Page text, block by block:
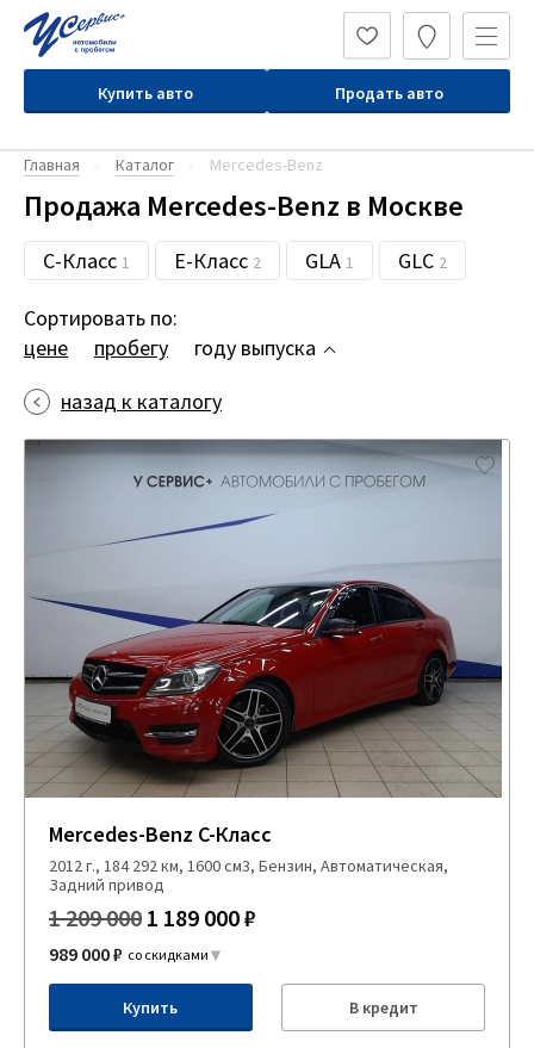
Купить авто Продать авто
Главная Каталог Mercedes-Benz
Продажа Mercedes-Benz в Москве
C-Класс 1 E-Класс 2 GLA 1 GLC 2
Сортировать по:
цене
пробегу
году выпуска
назад к каталогу
Mercedes-Benz C-Класс
2012 г., 184 292 км, 1600 см3, Бензин, Автоматическая,
Задний привод
1 209 000 1 189 000 ₽
989 000 ₽ со скидками
Купить В кредит